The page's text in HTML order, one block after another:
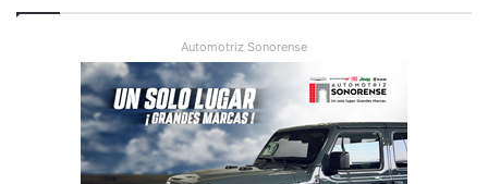
Automotriz Sonorense